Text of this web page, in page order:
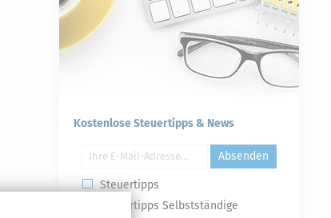
Kostenlose Steuertipps & News
Absenden
Steuertipps
Steuertipps Selbstständige